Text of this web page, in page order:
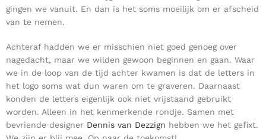
gingen we vanuit. En dan is het soms moeilijk om er afscheid
van te nemen.
Achteraf hadden we er misschien niet goed genoeg over
nagedacht, maar we wilden gewoon beginnen en gaan. Waar
we in de loop van de tijd achter kwamen is dat de letters in
het logo soms wat dun waren om te graveren. Daarnaast
konden de letters eigenlijk ook niet vrijstaand gebruikt
worden. Alleen in het kenmerkende rondje. Samen met
bevriende designer Dennis van Dezzign hebben we het gefixt.